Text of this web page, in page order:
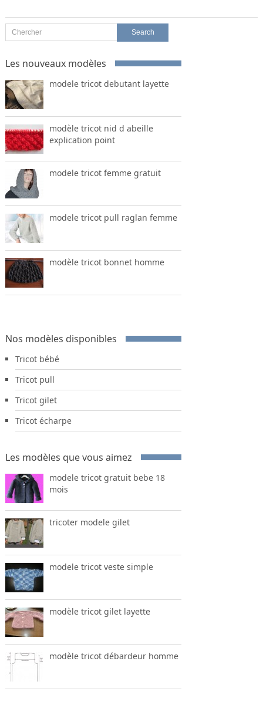
Les nouveaux modèles
modele tricot debutant layette
modèle tricot nid d abeille
explication point
modele tricot femme gratuit
modele tricot pull raglan femme
modèle tricot bonnet homme
Nos modèles disponibles
Tricot bébé
Tricot pull
Tricot gilet
Tricot écharpe
Les modèles que vous aimez
modele tricot gratuit bebe 18
mois
tricoter modele gilet
modele tricot veste simple
modèle tricot gilet layette
modèle tricot débardeur homme